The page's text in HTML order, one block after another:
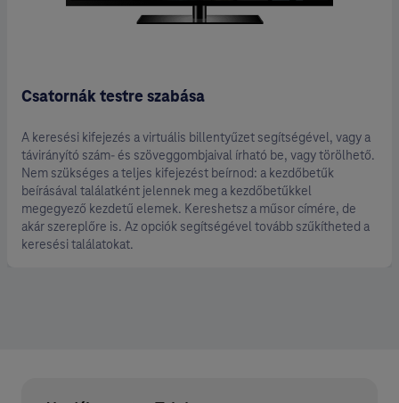
Csatornák testre szabása
A keresési kifejezés a virtuális billentyűzet segítségével, vagy a
távirányító szám- és szöveggombjaival írható be, vagy törölhető.
Nem szükséges a teljes kifejezést beírnod: a kezdőbetűk
beírásával találatként jelennek meg a kezdőbetűkkel
megegyező kezdetű elemek. Kereshetsz a műsor címére, de
akár szereplőre is. Az opciók segítségével tovább szűkítheted a
keresési találatokat.